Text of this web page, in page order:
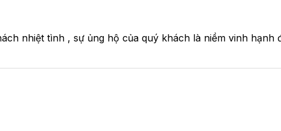
nhiệt tình , sự ủng hộ của quý khách là niềm vinh hạnh